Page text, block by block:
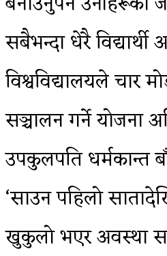
सबैभन्दा धेरै विद्यार्थी
विश्वविद्यालयले चार
सञ्चालन गर्ने योजना
उपकुलपति धर्मकान्त
‘साउन पहिलो
खुकुलो भएर अवस्था